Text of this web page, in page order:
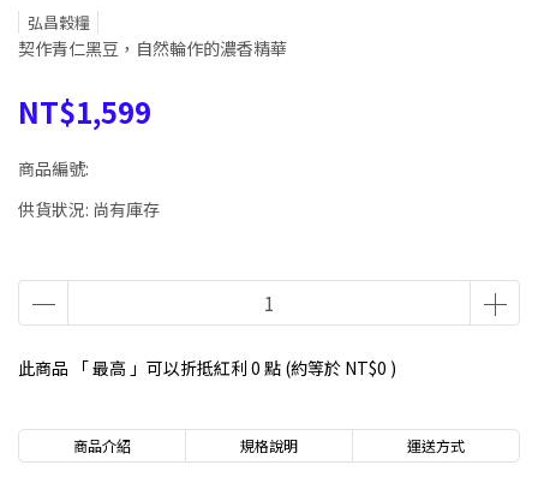
弘昌穀糧
契作青仁黑豆，自然輪作的濃香精華
NT$1,599
商品編號:
供貨狀況: 尚有庫存
此商品 「 最高 」可以折抵紅利 0 點 (約等於 NT$0 )
商品介紹 規格說明 運送方式